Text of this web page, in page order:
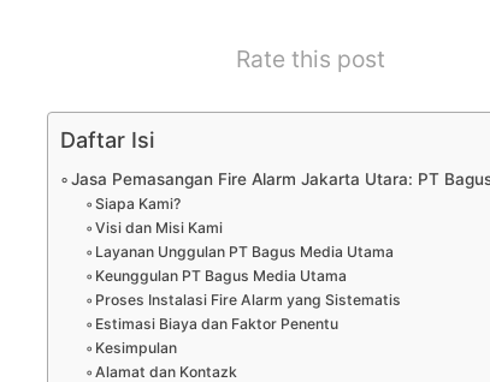
Rate this post
Daftar Isi
Jasa Pemasangan Fire Alarm Jakarta Utara: PT
Siapa Kami?
Visi dan Misi Kami
Layanan Unggulan PT Bagus Media Utama
Keunggulan PT Bagus Media Utama
Proses Instalasi Fire Alarm yang Sistematis
Estimasi Biaya dan Faktor Penentu
Kesimpulan
Alamat dan Kontazk